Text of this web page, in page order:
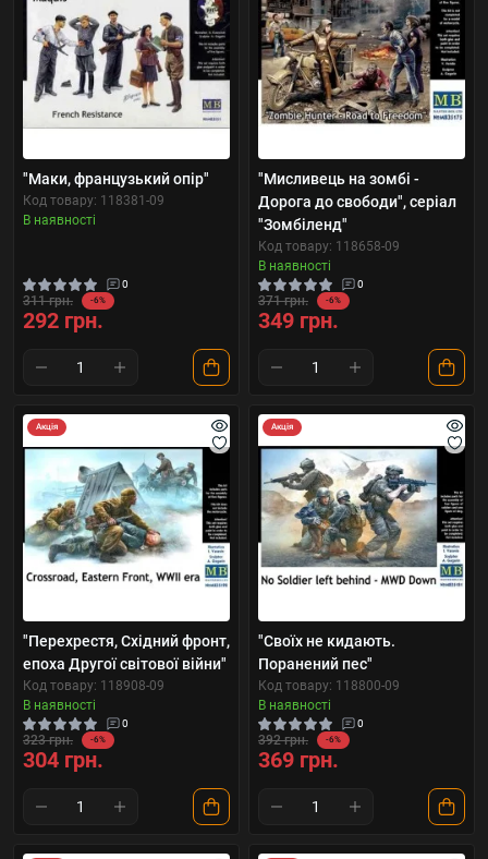
"Маки, французький опір"
Код товару: 118381-09
В наявності
0
311 грн. -6%
292 грн.
"Мисливець на зомбі -
Дорога до свободи", серіал
"Зомбіленд"
Код товару: 118658-09
В наявності
0
371 грн. -6%
349 грн.
Акція
"Перехрестя, Східний фронт,
епоха Другої світової війни"
Код товару: 118908-09
В наявності
0
323 грн. -6%
304 грн.
Акція
"Своїх не кидають.
Поранений пес"
Код товару: 118800-09
В наявності
0
392 грн. -6%
369 грн.